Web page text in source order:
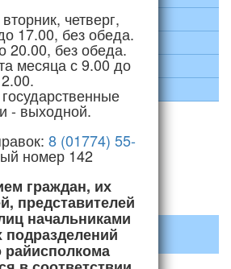
четверг,
17.00, без обеда.
20.00, без обеда.
месяца с 9.00 до
- выходной.
8 (01774) 55-
номер 142
граждан, их
представителей
начальниками
подразделений
райисполкома
и ЖКХ
содействии